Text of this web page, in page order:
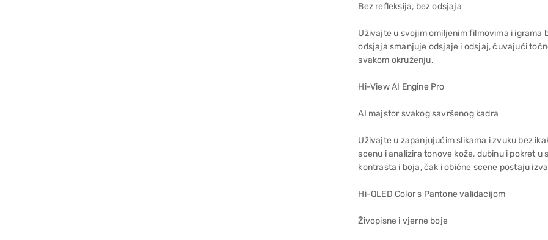
Bez refleksija, bez odsjaja
Uživajte u svojim omiljenim filmovima i
odsjaja smanjuje odsjaje i odsjaj, čuvajući
svakom okruženju.
Hi-View AI Engine Pro
AI majstor svakog savršenog kadra
Uživajte u zapanjujućim slikama i zvuku bez
scenu i analizira tonove kože, dubinu i pokret
kontrasta i boja, čak i obične scene postaju
Hi-QLED Color s Pantone validacijom
Živopisne i vjerne boje